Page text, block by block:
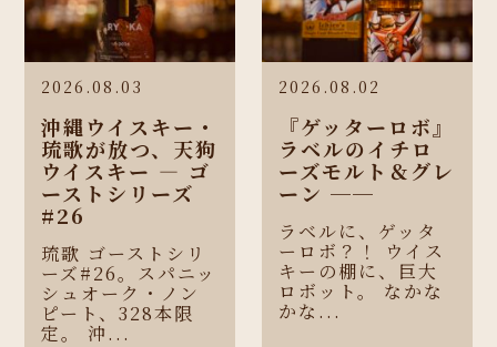
2026.08.03
沖縄ウイスキー・
琉歌が放つ、天狗
ウイスキー ― ゴ
ーストシリーズ
#26
琉歌 ゴーストシリ
ーズ#26。スパニッ
シュオーク・ノン
ピート、328本限
定。 沖...
2026.08.02
『ゲッターロボ』
ラベルのイチロ
ーズモルト＆グレ
ーン ──
ラベルに、ゲッタ
ーロボ？！ ウイス
キーの棚に、巨大
ロボット。 なかな
かな...